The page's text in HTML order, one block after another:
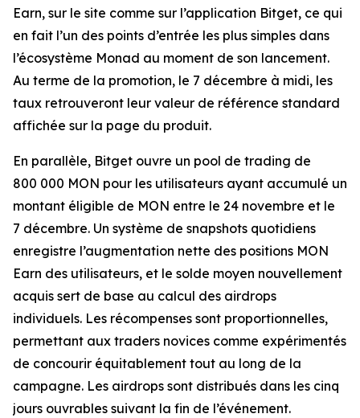
Earn, sur le site comme sur l’application Bitget, ce qui
en fait l’un des points d’entrée les plus simples dans
l’écosystème Monad au moment de son lancement.
Au terme de la promotion, le 7 décembre à midi, les
taux retrouveront leur valeur de référence standard
affichée sur la page du produit.
En parallèle, Bitget ouvre un pool de trading de
800 000 MON pour les utilisateurs ayant accumulé un
montant éligible de MON entre le 24 novembre et le
7 décembre. Un système de snapshots quotidiens
enregistre l’augmentation nette des positions MON
Earn des utilisateurs, et le solde moyen nouvellement
acquis sert de base au calcul des airdrops
individuels. Les récompenses sont proportionnelles,
permettant aux traders novices comme expérimentés
de concourir équitablement tout au long de la
campagne. Les airdrops sont distribués dans les cinq
jours ouvrables suivant la fin de l’événement.